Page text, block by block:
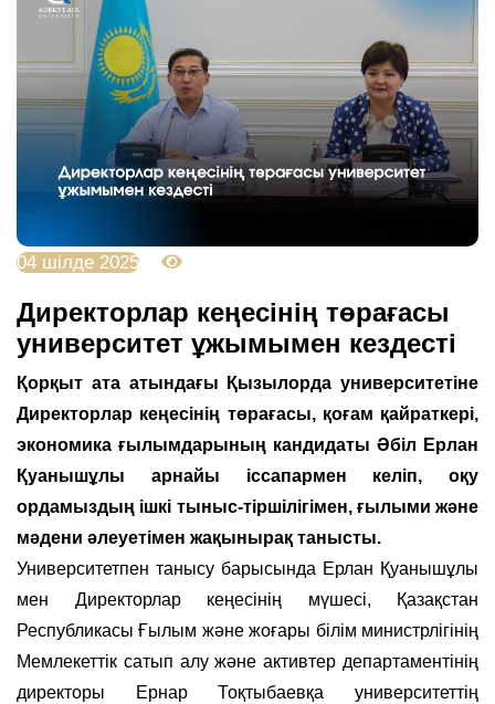
04 шілде 2025
Директорлар кеңесінің төрағасы
университет ұжымымен кездесті
Қорқыт ата атындағы Қызылорда университетіне
Директорлар кеңесінің төрағасы, қоғам қайраткері,
экономика ғылымдарының кандидаты Әбіл Ерлан
Қуанышұлы арнайы іссапармен келіп, оқу
ордамыздың ішкі тыныс-тіршілігімен, ғылыми және
мәдени әлеуетімен жақынырақ танысты.
Университетпен танысу барысында Ерлан Қуанышұлы
мен Директорлар кеңесінің мүшесі, Қазақстан
Республикасы Ғылым және жоғары білім министрлігінің
Мемлекеттік сатып алу және активтер департаментінің
директоры Ернар Тоқтыбаевқа университеттің